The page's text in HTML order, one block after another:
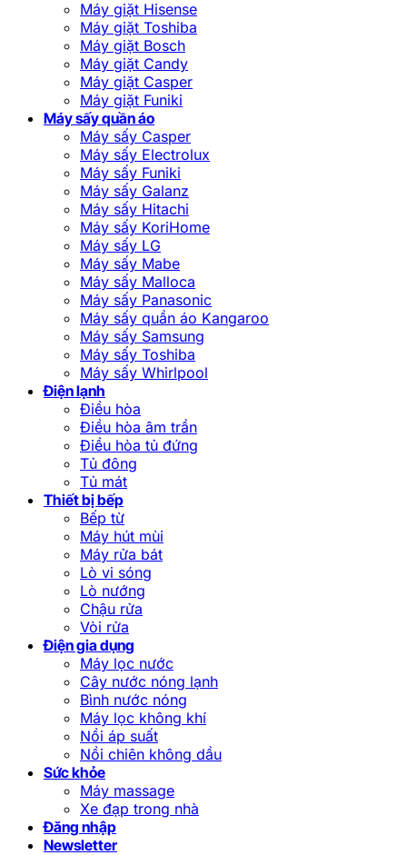
Máy giặt Hisense
Máy giặt Toshiba
Máy giặt Bosch
Máy giặt Candy
Máy giặt Casper
Máy giặt Funiki
Máy sấy quần áo
Máy sấy Casper
Máy sấy Electrolux
Máy sấy Funiki
Máy sấy Galanz
Máy sấy Hitachi
Máy sấy KoriHome
Máy sấy LG
Máy sấy Mabe
Máy sấy Malloca
Máy sấy Panasonic
Máy sấy quần áo Kangaroo
Máy sấy Samsung
Máy sấy Toshiba
Máy sấy Whirlpool
Điện lạnh
Điều hòa
Điều hòa âm trần
Điều hòa tủ đứng
Tủ đông
Tủ mát
Thiết bị bếp
Bếp từ
Máy hút mùi
Máy rửa bát
Lò vi sóng
Lò nướng
Chậu rửa
Vòi rửa
Điện gia dụng
Máy lọc nước
Cây nước nóng lạnh
Bình nước nóng
Máy lọc không khí
Nồi áp suất
Nồi chiên không dầu
Sức khỏe
Máy massage
Xe đạp trong nhà
Đăng nhập
Newsletter